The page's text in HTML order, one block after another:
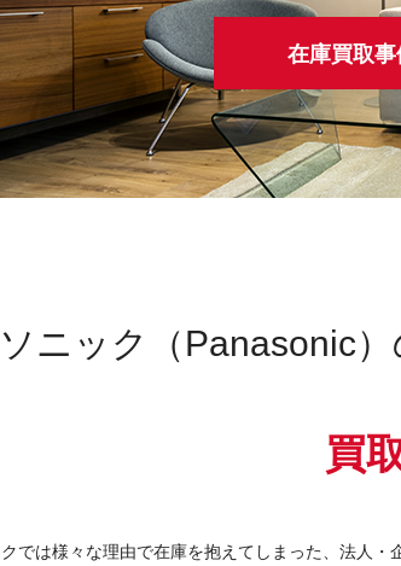
在庫買取事
ニック（Panasonic
買
では様々な理由で在庫を抱えてしまった、法人